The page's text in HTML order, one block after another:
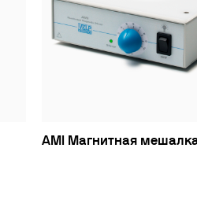
AMI Магнитная